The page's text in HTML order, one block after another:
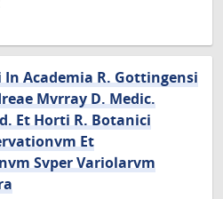
Academia R. Gottingensi
Mvrray D. Medic.
Et Horti R. Botanici
Et
Svper Variolarvm